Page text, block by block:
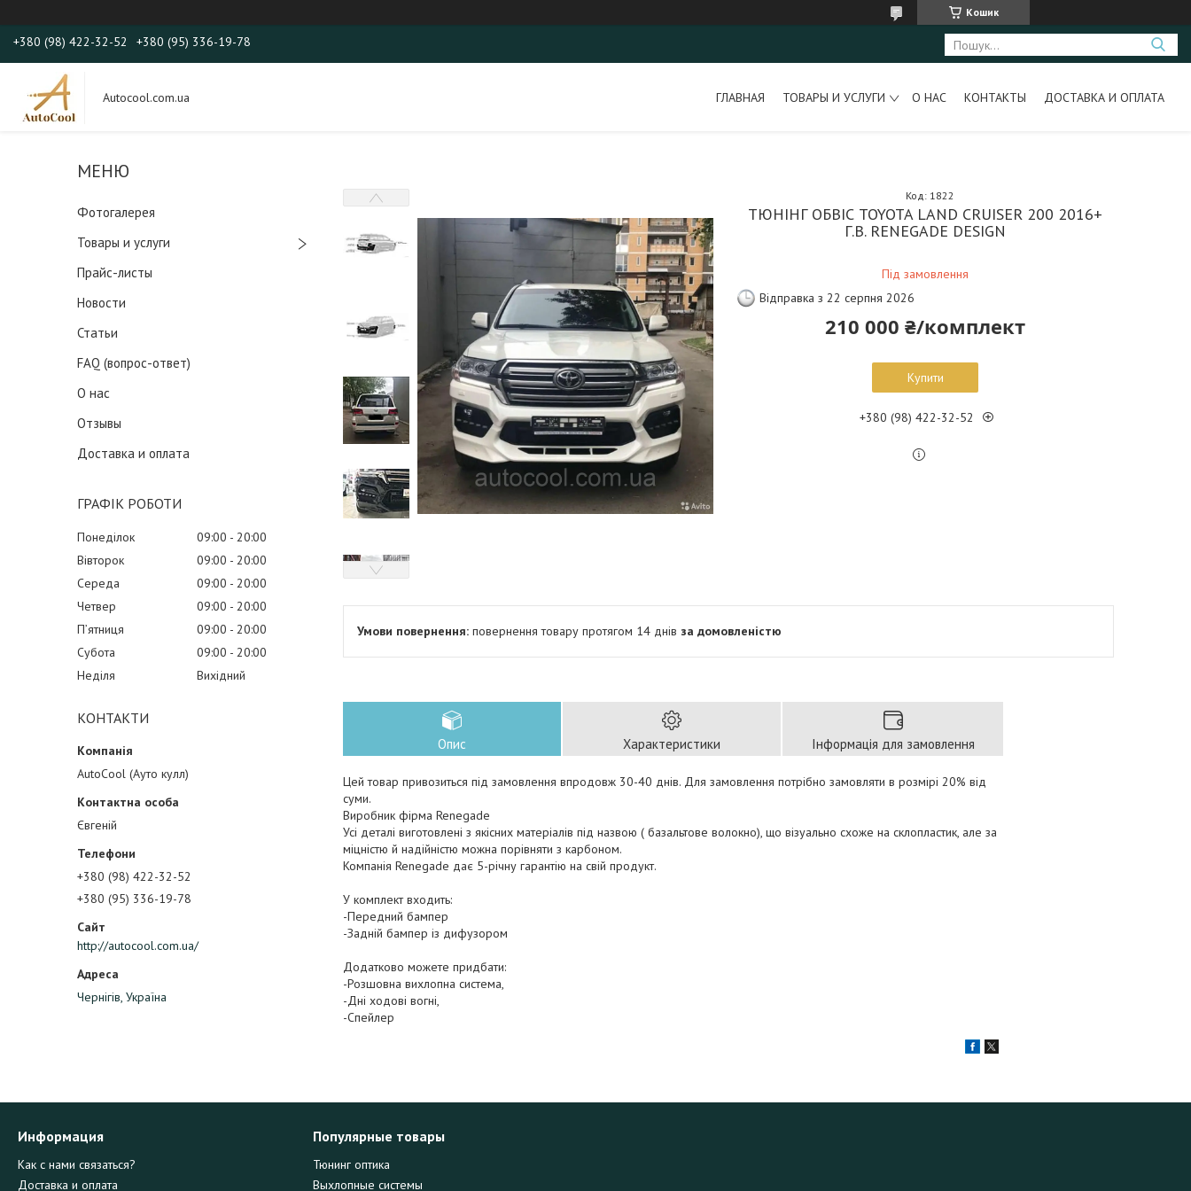
Кошик
+380 (98) 422-32-52 +380 (95) 336-19-78
Autocool.com.ua ГЛАВНАЯ ТОВАРЫ И УСЛУГИ О НАС КОНТАКТЫ ДОСТАВКА И ОПЛАТА
Фотогалерея
Товары и услуги
Прайс-листы
Новости
Статьи
FAQ (вопрос-ответ)
О нас
Отзывы
Доставка и оплата
ГРАФІК РОБОТИ
Понеділок 09:00
20:00
Вівторок
09:00
20:00
Середа
09:00
20:00
Четвер
09:00
20:00
Пʼятниця
09:00
20:00
Субота
09:00
20:00
Неділя
Вихідний
КОНТАКТИ
AutoCool (Ауто кулл)
Євгеній
+380 (98) 422-32-52
+380 (95) 336-19-78
http://autocool.com.ua/
Чернігів, Україна
ТЮНІНГ ОБВІС TOYOTA LAND CRUISER 200 2016+
Г.В. RENEGADE DESIGN
Під замовлення
Код: 1822
Відправка з 22 серпня 2026
210 000 ₴/комплект
Купити
+380 (98) 422-32-52
повернення товару протягом 14 днів за домовленістю
Опис Характеристики Інформація для замовлення
Цей товар привозиться під замовлення впродовж 30-40 днів. Для замовлення потрібно замовляти в розмірі 20% від
суми.
Виробник фірма Renegade
Усі деталі виготовлені з якісних матеріалів під назвою ( базальтове волокно), що візуально схоже на склопластик, але за
міцністю й надійністю можна порівняти з карбоном.
Компанія Renegade дає 5-річну гарантію на свій продукт.
У комплект входить:
-Передний бампер
-Задній бампер із дифузором
Додатково можете придбати:
-Розшовна вихлопна система,
-Дні ходові вогні,
-Спейлер
Информация
Как с нами связаться?
Доставка и оплата
Популярные товары
Тюнинг оптика
Выхлопные системы